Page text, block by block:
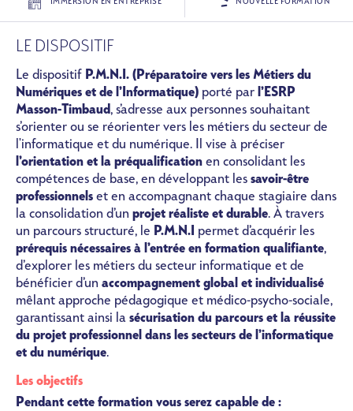
LE DISPOSITIF
Le dispositif P.M.N.I. (Préparatoire vers les Métiers du
Numériques et de l’Informatique) porté par l’ESRP
Masson-Timbaud, s’adresse aux personnes souhaitant
s’orienter ou se réorienter vers les métiers du secteur de
l'informatique et du numérique. Il vise à préciser
l’orientation et la préqualification en consolidant les
compétences de base, en développant les savoir-être
professionnels et en accompagnant chaque stagiaire dans
la consolidation d’un projet réaliste et durable. À travers
un parcours structuré, le P.M.N.I permet d’acquérir les
prérequis nécessaires à l’entrée en formation qualifiante,
d’explorer les métiers du secteur informatique et de
bénéficier d’un accompagnement global et individualisé
mêlant approche pédagogique et médico-psycho-sociale,
garantissant ainsi la sécurisation du parcours et la réussite
du projet professionnel dans les secteurs de l’informatique
et du numérique.
Les objectifs
Pendant cette formation vous serez capable de :